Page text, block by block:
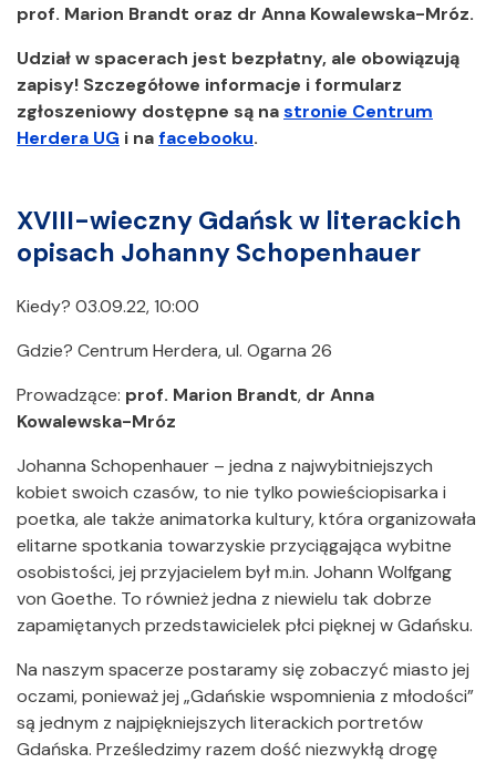
prof. Marion Brandt oraz dr Anna Kowalewska-Mróz.
Udział w spacerach jest bezpłatny, ale obowiązują
zapisy! Szczegółowe informacje i formularz
zgłoszeniowy dostępne są nastronie Centrum
Herdera UG i nafacebooku.
XVIII-wieczny Gdańsk w literackich
opisach Johanny Schopenhauer
Kiedy? 03.09.22, 10:00
Gdzie? Centrum Herdera, ul. Ogarna 26
Prowadzące: prof. Marion Brandt, dr Anna
Kowalewska-Mróz
Johanna Schopenhauer – jedna z najwybitniejszych
kobiet swoich czasów, to nie tylko powieściopisarka i
poetka, ale także animatorka kultury, która organizowała
elitarne spotkania towarzyskie przyciągająca wybitne
osobistości, jej przyjacielem był m.in. Johann Wolfgang
von Goethe. To również jedna z niewielu tak dobrze
zapamiętanych przedstawicielek płci pięknej w Gdańsku.
Na naszym spacerze postaramy się zobaczyć miasto jej
oczami, ponieważ jej „Gdańskie wspomnienia z młodości”
są jednym z najpiękniejszych literackich portretów
Gdańska. Prześledzimy razem dość niezwykłą drogę